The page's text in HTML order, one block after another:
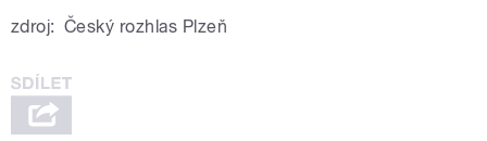
zdroj: Český rozhlas Plzeň